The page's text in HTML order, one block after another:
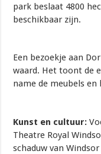
park beslaat 4800
beschikbaar zijn.
Een bezoekje aan
waard. Het toont de
name de meubels
Kunst en cultuur:
Theatre Royal
schaduw van